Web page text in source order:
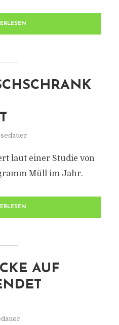
laut einer Studie von
Müll im Jahr.
AUF